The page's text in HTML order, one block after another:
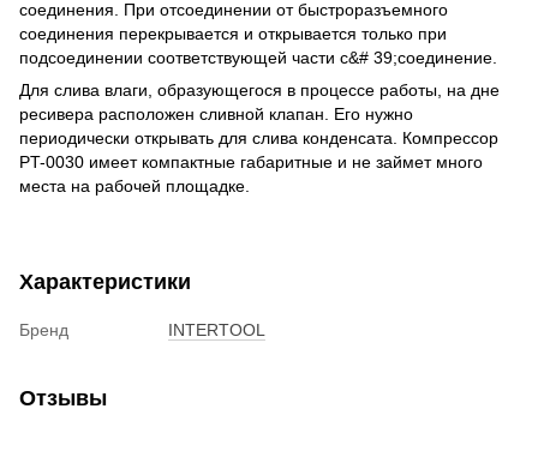
соединения.
При отсоединении от быстроразъемного
соединения перекрывается и открывается только при
подсоединении соответствующей части с&# 39;соединение.
Для слива влаги, образующегося в процессе работы, на дне
ресивера расположен сливной клапан.
Его нужно
периодически открывать для слива конденсата.
Компрессор
PT-0030 имеет компактные габаритные и не займет много
места на рабочей площадке.
Характеристики
Бренд INTERTOOL
Отзывы